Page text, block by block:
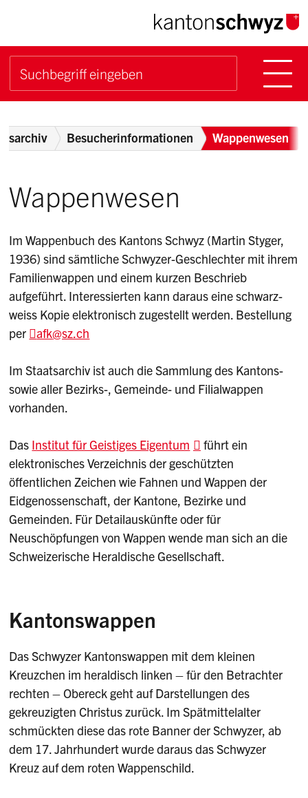
Navigieren im Kanton
Schnellnavigation
Suchbegriff
Breadcrumb
Besucherinformationen Wappenwesen
Wappenwesen
Im Wappenbuch des Kantons Schwyz (Martin Styger,
1936) sind sämtliche Schwyzer-Geschlechter mit ihrem
Familienwappen und einem kurzen Beschrieb
aufgeführt. Interessierten kann daraus eine schwarz-
weiss Kopie elektronisch zugestellt werden. Bestellung
per
afk@sz.ch
Im Staatsarchiv ist auch die Sammlung des Kantons-
sowie aller Bezirks-, Gemeinde- und Filialwappen
vorhanden.
Das Institut für Geistiges Eigentum
führt ein
elektronisches Verzeichnis der geschützten
öffentlichen Zeichen wie Fahnen und Wappen der
Eidgenossenschaft, der Kantone, Bezirke und
Gemeinden. Für Detailauskünfte oder für
Neuschöpfungen von Wappen wende man sich an die
Schweizerische Heraldische Gesellschaft.
Kantonswappen
Das Schwyzer Kantonswappen mit dem kleinen
Kreuzchen im heraldisch linken – für den Betrachter
rechten – Obereck geht auf Darstellungen des
gekreuzigten Christus zurück. Im Spätmittelalter
schmückten diese das rote Banner der Schwyzer, ab
dem 17. Jahrhundert wurde daraus das Schwyzer
Kreuz auf dem roten Wappenschild.